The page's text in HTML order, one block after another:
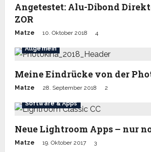
Angetestet: Alu-Dibond
ZOR
Matze 10. Oktober 2018 4
Allgemein
Meine Eindrücke von der
Matze 28. September 2018 2
Software & Apps
Neue Lightroom Apps – nur
Matze 19. Oktober 2017 3